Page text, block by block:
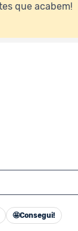
que acabem!
🤩Consegui!